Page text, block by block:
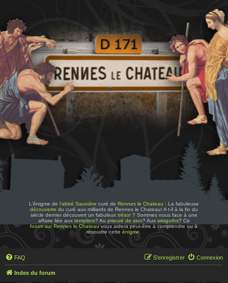
L'énigme de l'abbé Saunière curé de Rennes le Chateau : La fabuleuse
découverte du curé aux milliards de Rennes le Chateau! A t-il à la fin du
siècle dernier découvert un fabuleux trésor? Sommes nous face à une
affaire liée aux templiers? Au prieuré de sion? Aux wisigoths? Ce
forum sur Rennes le Chateauvous aidera peut-être à comprendre ou à
résoudre cetteénigme
FAQ Connexion
S’enregistrer
Index du forum